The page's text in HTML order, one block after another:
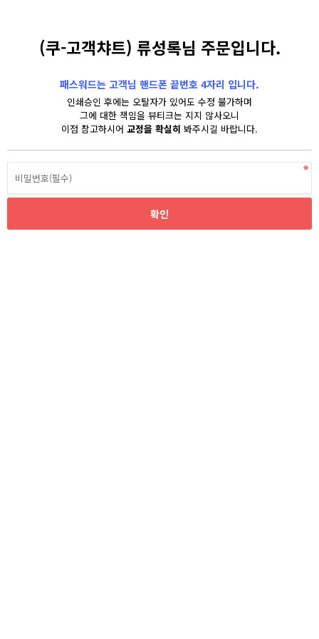
(쿠-고객챠트) 류성록님 주문입니다.
패스워드는 고객님 핸드폰 끝번호 4자리 입니다.
인쇄승인 후에는 오탈자가 있어도 수정 불가하며
그에 대한 책임을 뷰티크는 지지 않사오니
이점 참고하시어 교정을 확실히 봐주시길 바랍니다.